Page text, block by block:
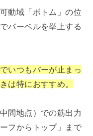
動域「ボトム」の位
バーベルを挙上する
いつもバーが止まっ
は特におすすめ。
間地点）での筋出力
フからトップ」まで